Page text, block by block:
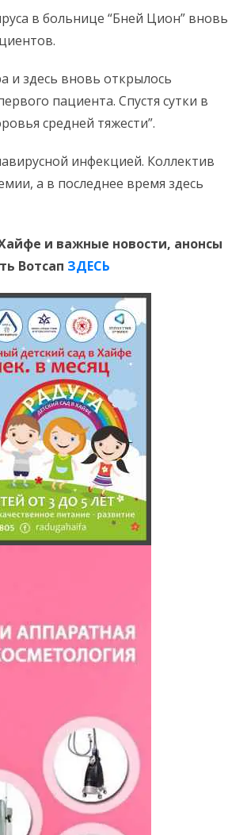
в больнице “Бней Цион” вновь
и здесь вновь открылось
пациента. Спустя сутки в
средней тяжести”.
инфекцией. Коллектив
а в последнее время здесь
и важные новости, анонсы
Вотсап ЗДЕСЬ